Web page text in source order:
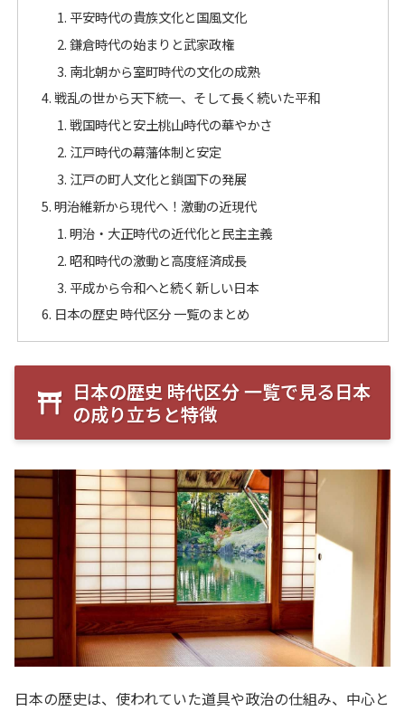
平安時代の貴族文化と国風文化
鎌倉時代の始まりと武家政権
南北朝から室町時代の文化の成熟
戦乱の世から天下統一、そして長く続いた平和
戦国時代と安土桃山時代の華やかさ
江戸時代の幕藩体制と安定
江戸の町人文化と鎖国下の発展
明治維新から現代へ！激動の近現代
明治・大正時代の近代化と民主主義
昭和時代の激動と高度経済成長
平成から令和へと続く新しい日本
日本の歴史 時代区分 一覧のまとめ
日本の歴史 時代区分 一覧で見る日本
の成り立ちと特徴
日本の歴史は、使われていた道具や政治の仕組み、中心と